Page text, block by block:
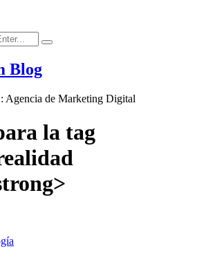
Agencia de Marketing Digital
Agencia de Marketing Digital
la tag